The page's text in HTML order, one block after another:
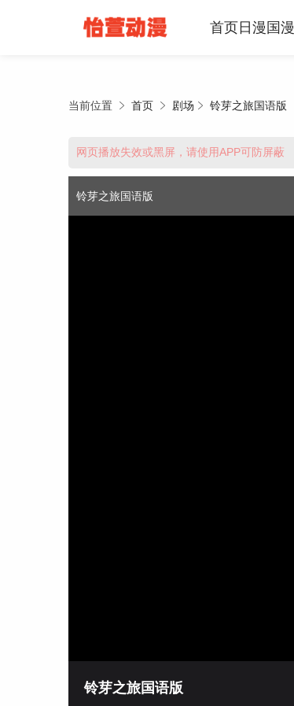
首页日漫 国漫
当前位置 首页 剧场 铃芽之旅国语版
推荐使用APP，享受高速线路 点击下载
网页播放失效或黑屏，请使用APP可防屏蔽
铃芽之旅国语版
铃芽之旅国语版